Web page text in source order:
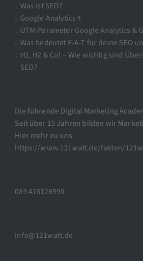
Was ist SEO?
Google Analytics 4
UTM-Parameter Google Analytics &
Was bedeutet E-A-T für deine SEO
H1, H2 & Co! – Wie wichtig sind
SEO?
Die führende Digital Marketing
Seit über 15 Jahren bilden wir
Hier mehr zu uns
https://www.121watt.de/fakten/
089 416126990
info@121watt.de